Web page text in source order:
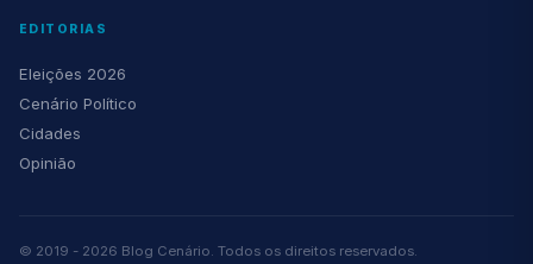
EDITORIAS
Eleições 2026
Cenário Político
Cidades
Opinião
© 2019 - 2026 Blog Cenário. Todos os direitos reservados.